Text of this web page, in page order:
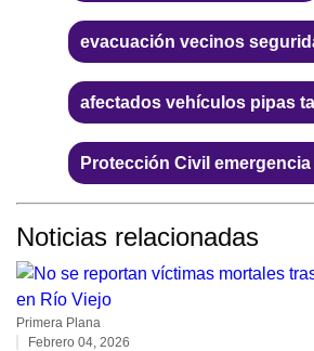
evacuación vecinos
afectados vehículos pipas
Protección Civil emergencia
Noticias relacionadas
Primera Plana
Febrero 04, 2026